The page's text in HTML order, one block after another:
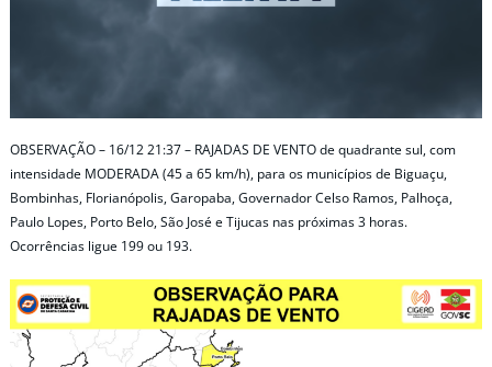
OBSERVAÇÃO – 16/12 21:37 – RAJADAS DE VENTO de quadrante sul, com
intensidade MODERADA (45 a 65 km/h), para os municípios de Biguaçu,
Bombinhas, Florianópolis, Garopaba, Governador Celso Ramos, Palhoça,
Paulo Lopes, Porto Belo, São José e Tijucas nas próximas 3 horas.
Ocorrências ligue 199 ou 193.